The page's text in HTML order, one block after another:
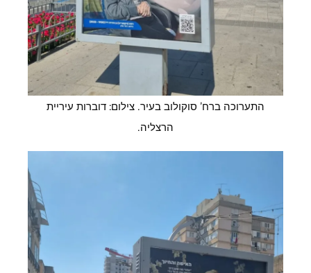
התערוכה ברח' סוקולוב בעיר. צילום: דוברות עיריית
הרצליה.